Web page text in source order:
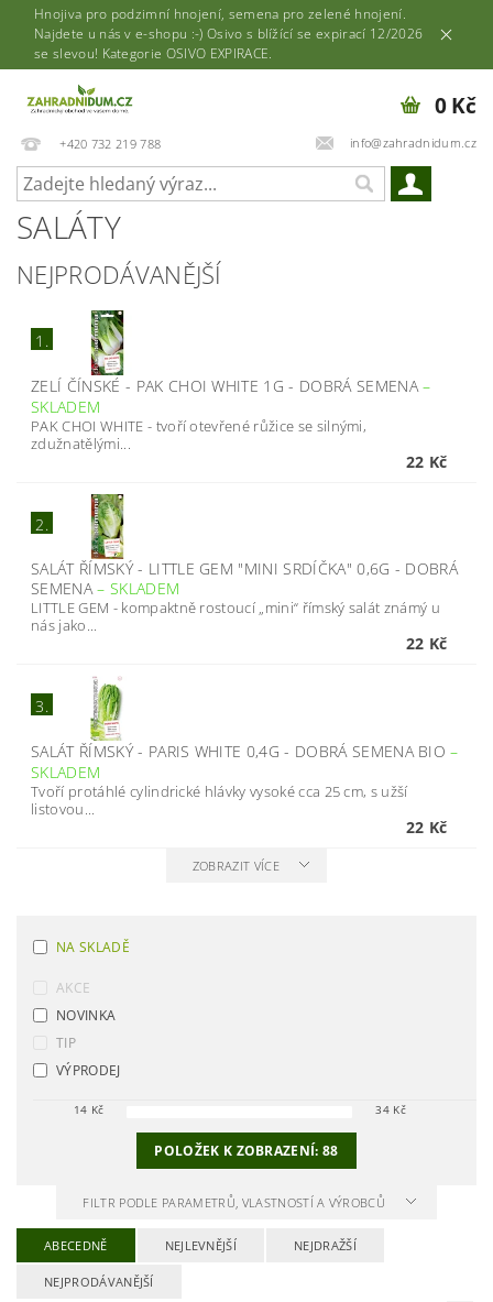
Hnojiva pro podzimní hnojení, semena pro zelené hnojení.
Najdete u nás v e-shopu :-) Osivo s blížící se expirací 12/2026
se slevou! Kategorie OSIVO EXPIRACE.
+420 732 219 788 info@zahradnidum.cz
0 Kč
SALÁTY
NEJPRODÁVANĚJŠÍ
1.
ZELÍ ČÍNSKÉ - PAK CHOI WHITE 1G - DOBRÁ SEMENA–
SKLADEM
PAK CHOI WHITE - tvoří otevřené růžice se silnými,
zdužnatělými...
22 Kč
2.
SALÁT ŘÍMSKÝ - LITTLE GEM "MINI SRDÍČKA" 0,6G - DOBRÁ
SEMENA– SKLADEM
LITTLE GEM - kompaktně rostoucí „mini“ římský salát známý u
nás jako...
22 Kč
3.
SALÁT ŘÍMSKÝ - PARIS WHITE 0,4G - DOBRÁ SEMENA BIO–
SKLADEM
Tvoří protáhlé cylindrické hlávky vysoké cca 25 cm, s užší
listovou...
22 Kč
ZOBRAZIT VÍCE
NA SKLADĚ
AKCE
NOVINKA
TIP
VÝPRODEJ
14 Kč 34Kč
POLOŽEK K ZOBRAZENÍ:88
FILTR PODLE PARAMETRŮ, VLASTNOSTÍ A VÝROBCŮ
ABECEDNĚ NEJLEVNĚJŠÍ NEJDRAŽŠÍ
NEJPRODÁVANĚJŠÍ